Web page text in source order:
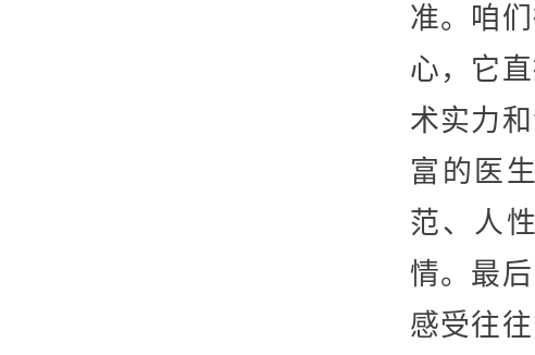
准。咱
心，它
术实力
富的医
范、人
情。最
感受往